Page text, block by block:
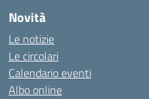
Novità
Le notizie
Le circolari
Calendario eventi
Albo online